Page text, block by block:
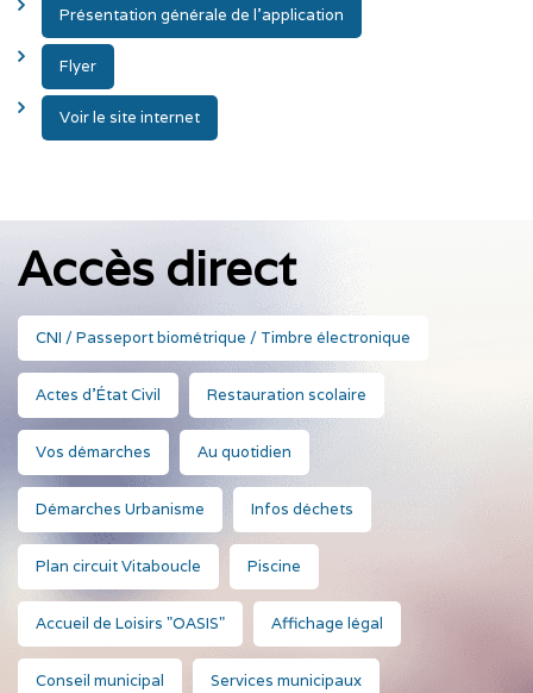
Présentation générale de l’application
Flyer
Voir le site internet
Accès direct
CNI / Passeport biométrique / Timbre électronique
Actes d'État Civil Restauration scolaire
Vos démarches Au quotidien
Démarches Urbanisme Infos déchets
Plan circuit Vitaboucle Piscine
Accueil de Loisirs "OASIS" Affichage légal
Conseil municipal Services municipaux